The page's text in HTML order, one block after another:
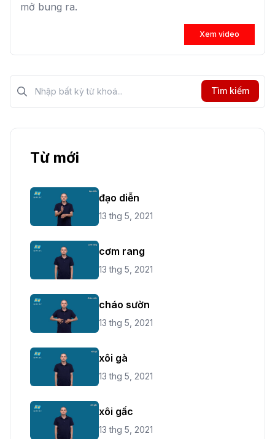
mở bung ra.
Xem video
Tìm kiếm?>
Tìm kiếm
Từ mới
đạo diễn
13 thg 5, 2021
cơm rang
13 thg 5, 2021
cháo sườn
13 thg 5, 2021
xôi gà
13 thg 5, 2021
xôi gấc
13 thg 5, 2021